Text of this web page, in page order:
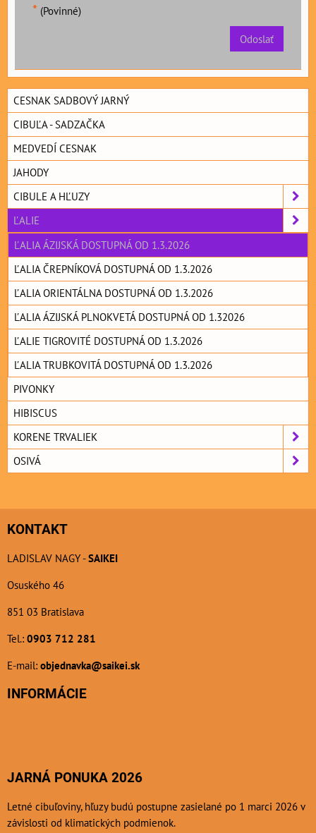
* (Povinné)
Odoslať
CESNAK SADBOVÝ JARNÝ
CIBUĽA - SADZAČKA
MEDVEDÍ CESNAK
JAHODY
CIBULE A HĽUZY
ĽALIE
ĽALIA ÁZIJSKÁ DOSTUPNÁ OD 1.3.2026
ĽALIA ČREPNÍKOVÁ DOSTUPNÁ OD 1.3.2026
ĽALIA ORIENTÁLNA DOSTUPNÁ OD 1.3.2026
ĽALIA ÁZIJSKÁ PLNOKVETÁ DOSTUPNÁ OD 1.32026
ĽALIE TIGROVITÉ DOSTUPNÁ OD 1.3.2026
ĽALIA TRUBKOVITÁ DOSTUPNÁ OD 1.3.2026
PIVONKY
HIBISCUS
KORENE TRVALIEK
OSIVÁ
KONTAKT
LADISLAV NAGY -SAIKEI
Osuského 46
851 03 Bratislava
Tel.: 0903 712 281
E-mail: objednavka@saikei.sk
INFORMÁCIE
JARNÁ PONUKA 2026
Letné cibuľoviny, hľuzy budú postupne zasielané po 1 marci 2026 v
závislosti od klimatických podmienok.